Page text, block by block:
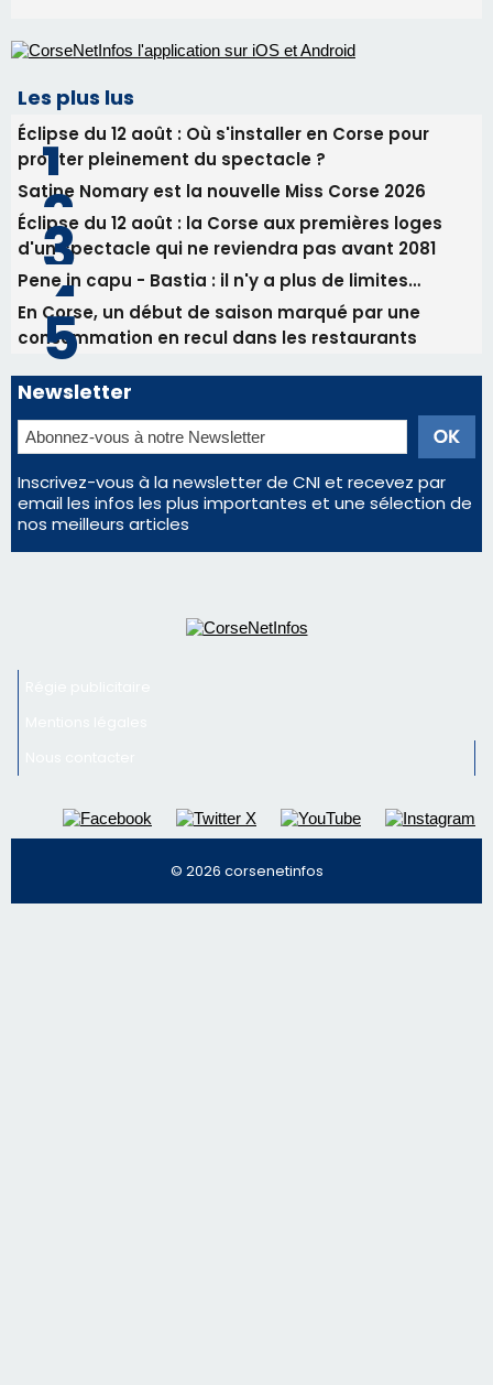
En Corse, un début de saison marqué par une
Newsletter
Inscrivez-vous à la newsletter de CNI et recevez par
email les infos les plus importantes et une sélection de
nos meilleurs articles
Régie publicitaire
Nous contacter
© 2026 corsenetinfos